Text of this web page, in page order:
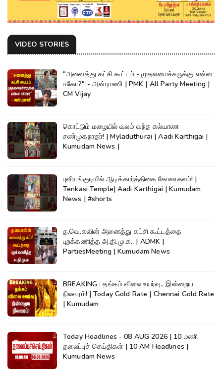
VIDEO STORIES
"அனைத்து கட்சி கூட்டம் - முதலமைச்சருக்கு என்ன
ஈகோ?" - அன்புமணி | PMK | All Party Meeting |
CM Vijay
கொட்டும் மழையில் வலம் வந்த கல்யாண
சண்முகநாதர்! | Myladuthurai | Aadi Karthigai |
Kumudam News |
புளியங்குடியில் ஆடிக்கார்த்திகை கோலாகலம்! |
Tenkasi Temple| Aadi Karthigai | Kumudam
News | #shorts
த.வெ.கவின் அனைத்து கட்சி கூட்டத்தை
புறக்கணித்த அ.தி.மு.க.. | ADMK |
PartiesMeeting | Kumudam News
BREAKING : தங்கம் விலை உயர்வு.. இன்றைய
நிலவரம்! | Today Gold Rate | Chennai Gold Rate
| Kumudam
Today Headlines - 08 AUG 2026 | 10 மணி
தலைப்புச் செய்திகள் | 10 AM Headlines |
Kumudam News